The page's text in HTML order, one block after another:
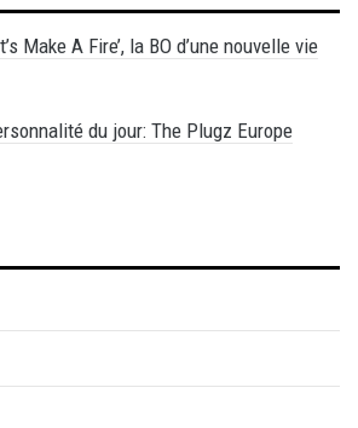
Make A Fire’, la BO d’une nouvelle vie
du jour: The Plugz Europe